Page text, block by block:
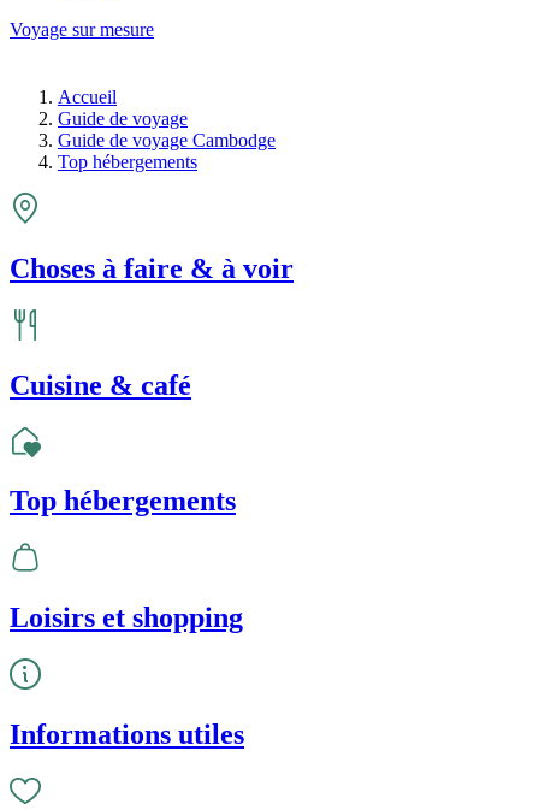
Voyage sur mesure
Accueil
Guide de voyage
Guide de voyage Cambodge
Top hébergements
Choses à faire & à voir
Cuisine & café
Top hébergements
Loisirs et shopping
Informations utiles